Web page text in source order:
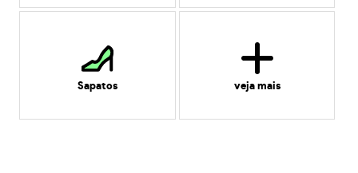
Sapatos veja mais